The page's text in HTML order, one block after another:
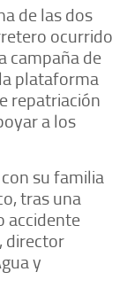
de las dos
ocurrido
campaña de
plataforma
repatriación
a los
su familia
tras una
accidente
director
y